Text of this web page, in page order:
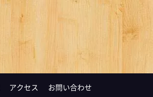
アクセス お問い合わせ